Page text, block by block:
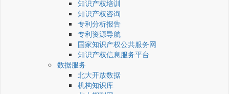
知识产权培训
知识产权咨询
专利分析报告
专利资源导航
国家知识产权公共服务网
知识产权信息服务平台
数据服务
北大开放数据
机构知识库